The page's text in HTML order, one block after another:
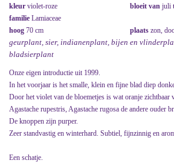
kleur violet-roze bloeit van juli
familie Lamiaceae
hoog 70 cm plaats zon,
geurplant, sier, indianenplant, bijen en
bladsierplant
Onze eigen introductie uit 1999.
In het voorjaar is het smalle, klein en fijne blad diep
Door het violet van de bloemetjes is wat oranje zichtbaar
Agastache rupestris, Agastache rugosa de andere ouder
De knoppen zijn purper.
Zeer standvastig en winterhard. Subtiel, fijnzinnig en
Een schatje.